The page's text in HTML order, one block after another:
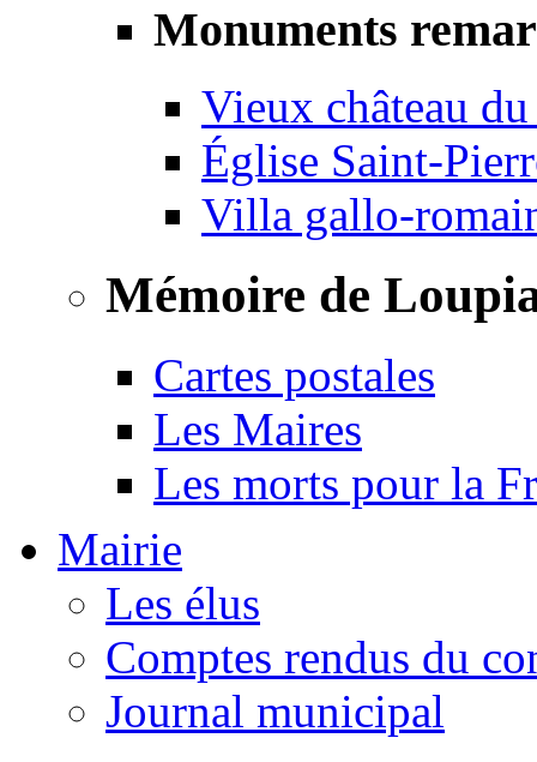
Monuments
Vieux château
Église Saint-
Villa gallo-
Mémoire de
Cartes postales
Les Maires
Les morts pour la
Mairie
Les élus
Comptes rendus du
Journal municipal